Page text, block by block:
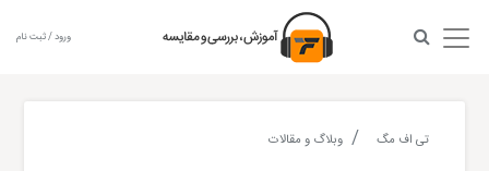
ورود / ثبت نام
تی اف مگ وبلاگ و مقالات